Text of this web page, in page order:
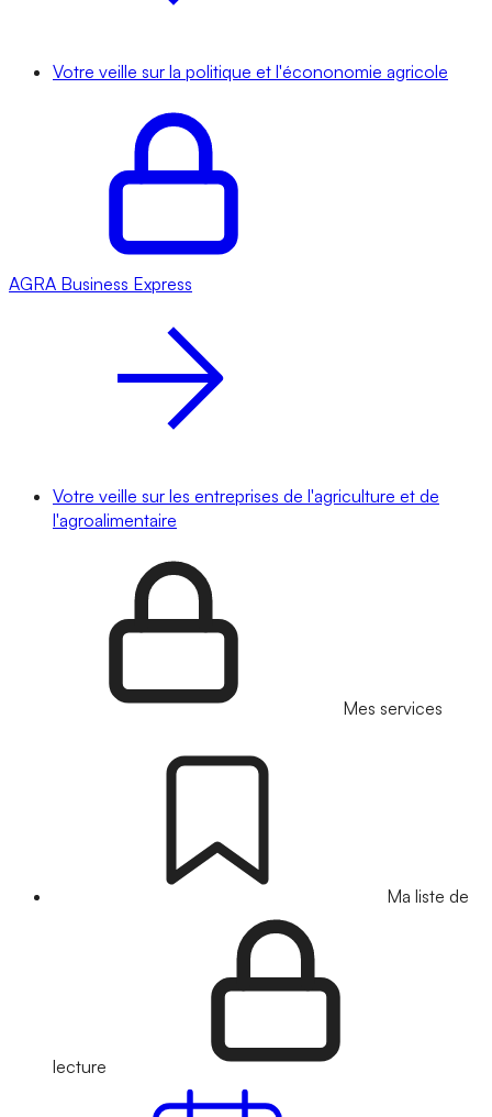
Votre veille sur la politique et l'écononomie agricole
AGRA Business Express
Votre veille sur les entreprises de l'agriculture et de
l'agroalimentaire
Mes services
Ma liste de
lecture